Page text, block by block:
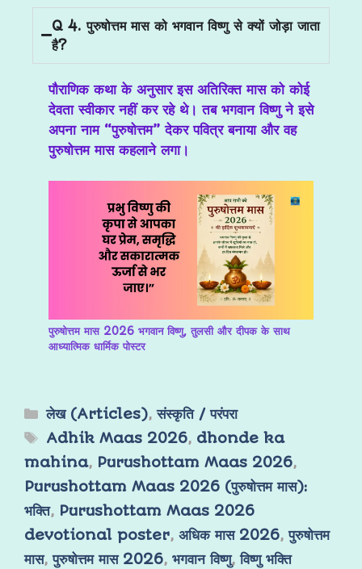
Q 4. पुरुषोत्तम मास को भगवान विष्णु से क्यों जोड़ा जाता
है?
पौराणिक कथा के अनुसार इस अतिरिक्त मास को कोई
देवता स्वीकार नहीं कर रहे थे। तब भगवान विष्णु ने इसे
अपना नाम “पुरुषोत्तम” देकर पवित्र बनाया और वह
पुरुषोत्तम मास कहलाने लगा।
पुरुषोत्तम मास 2026 भगवान विष्णु, तुलसी और दीपक के साथ
आध्यात्मिक धार्मिक पोस्टर
लेख (Articles),संस्कृति / परंपरा
Adhik Maas 2026, dhonde ka
mahina, Purushottam Maas 2026,
Purushottam Maas 2026 (पुरुषोत्तम मास):
भक्ति, Purushottam Maas 2026
devotional poster, अधिक मास 2026,पुरुषोत्तम
मास,पुरुषोत्तम मास 2026, भगवान विष्णु,विष्णु भक्ति